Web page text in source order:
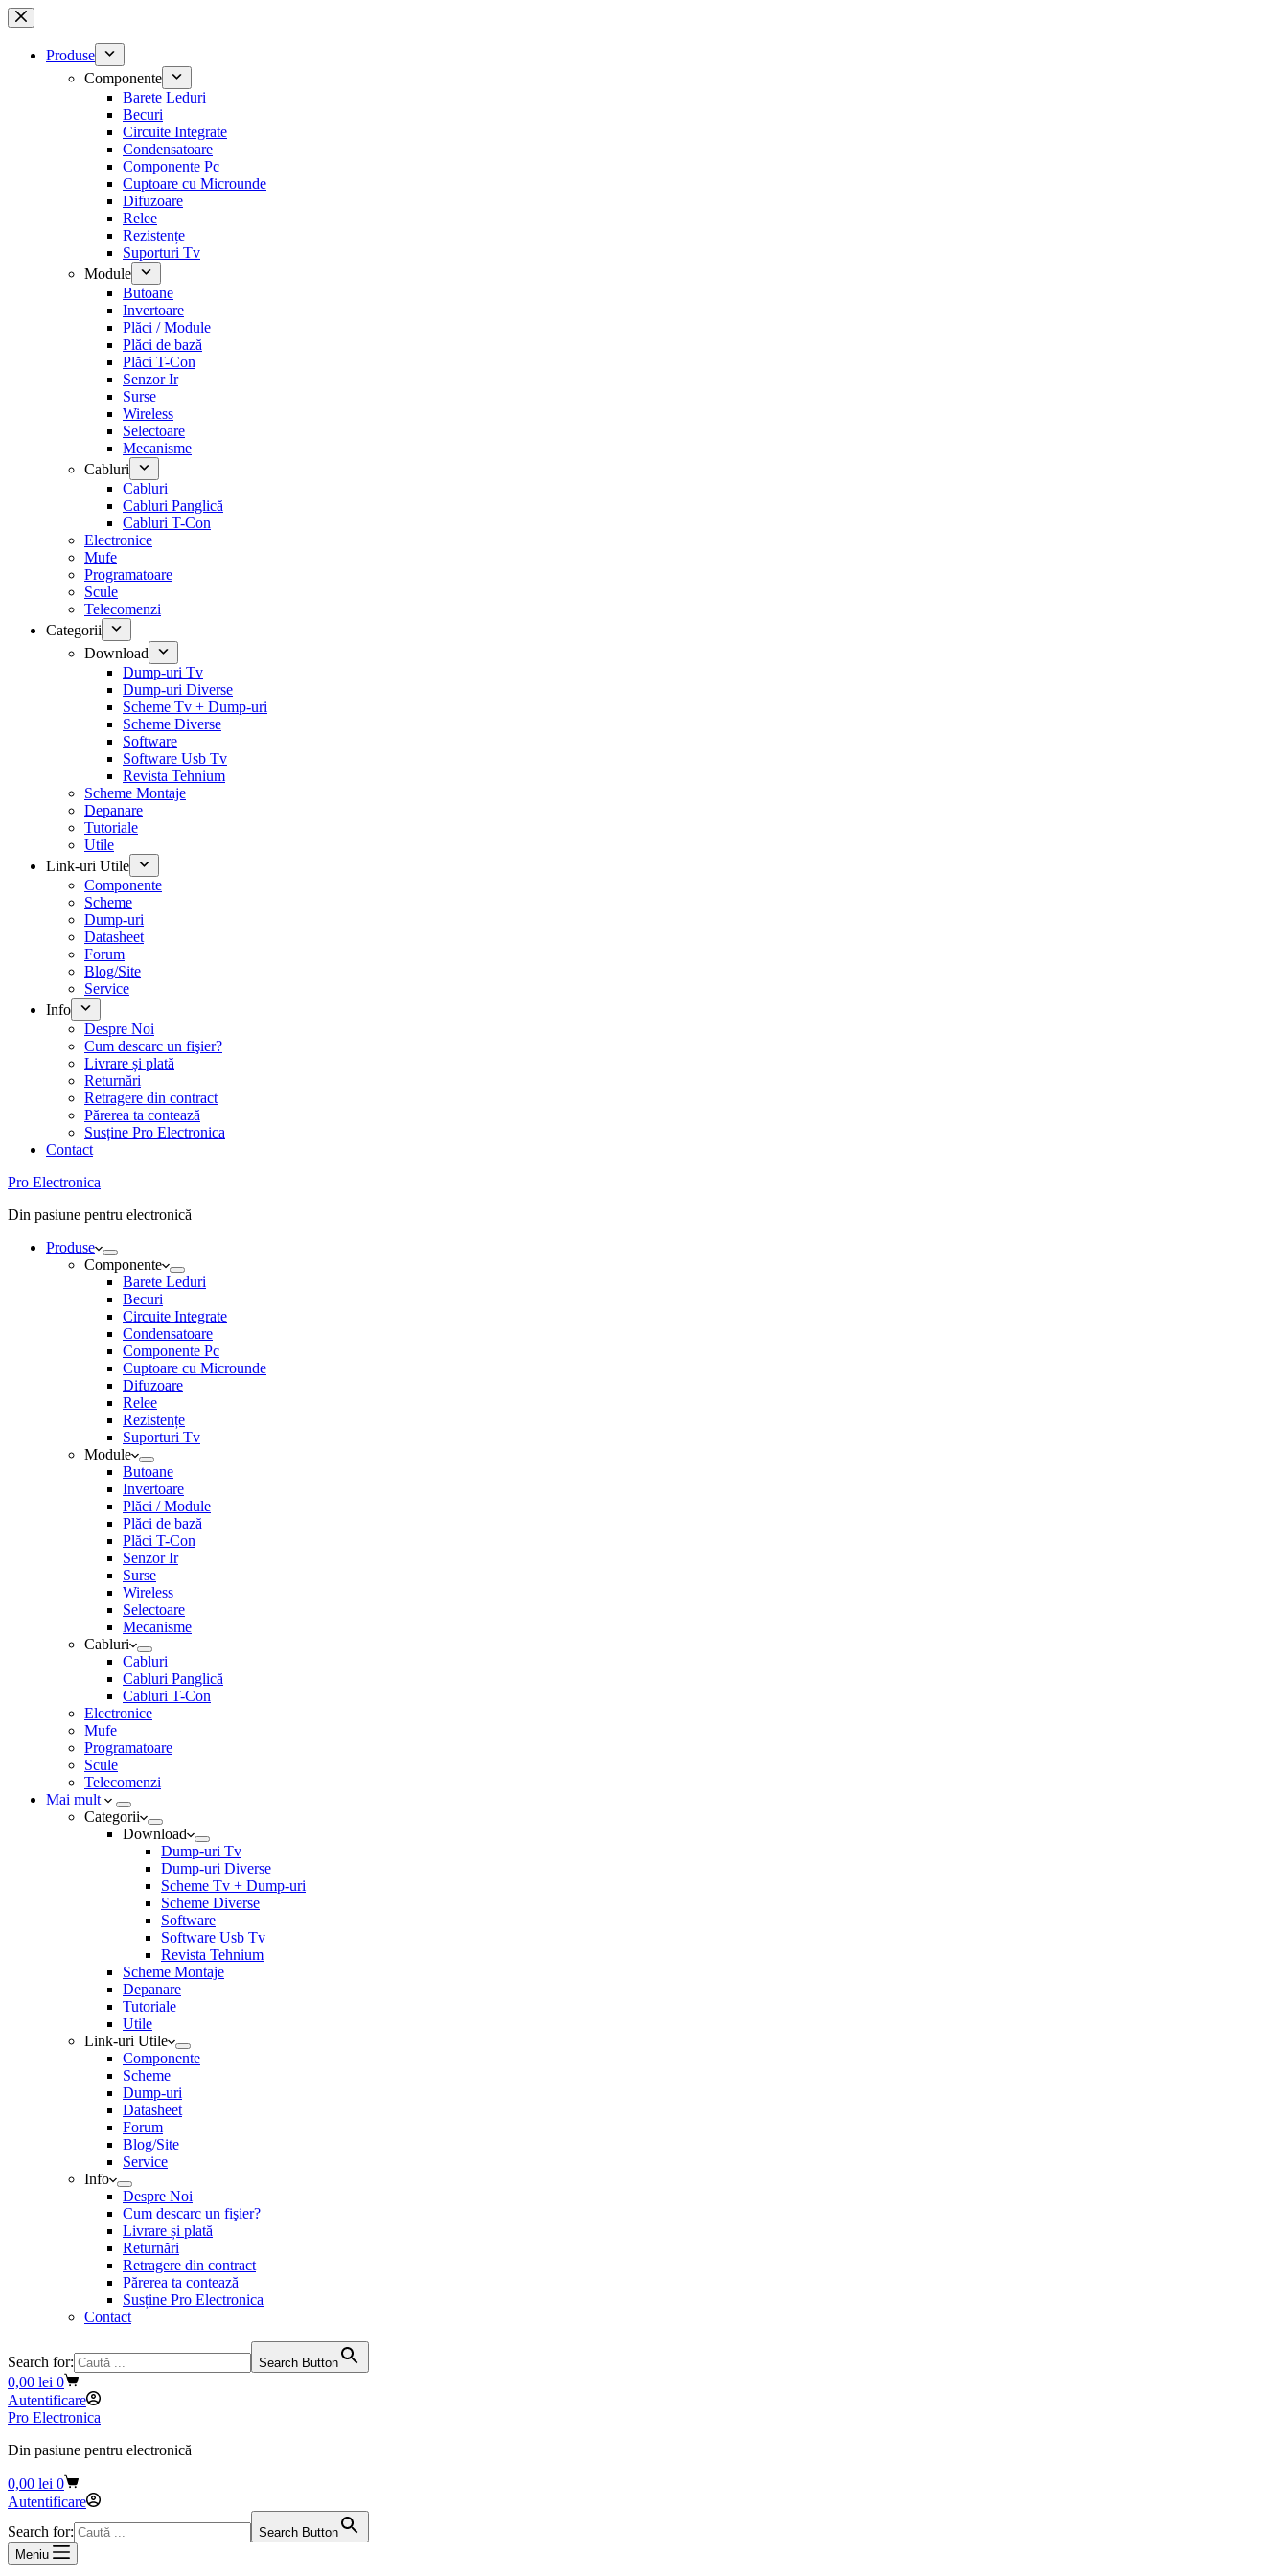
Sari
la
conținutProduse
Componente
Barete Leduri
Becuri
Circuite Integrate
Condensatoare
Componente Pc
Cuptoare cu Microunde
Difuzoare
Relee
Rezistențe
Suporturi Tv
Module
Butoane
Invertoare
Plăci / Module
Plăci de bază
Plăci T-Con
Senzor Ir
Surse
Wireless
Selectoare
Mecanisme
Cabluri
Cabluri
Cabluri Panglică
Cabluri T-Con
Electronice
Mufe
Programatoare
Scule
Telecomenzi
Categorii
Download
Dump-uri Tv
Dump-uri Diverse
Scheme Tv + Dump-uri
Scheme Diverse
Software
Software Usb Tv
Revista Tehnium
Scheme Montaje
Depanare
Tutoriale
Utile
Link-uri Utile
Componente
Scheme
Dump-uri
Datasheet
Forum
Blog/Site
Service
Info
Despre Noi
Cum descarc un fişier?
Livrare și plată
Returnări
Retragere din contract
Părerea ta contează
Susține Pro Electronica
Contact
Pro Electronica
Din pasiune pentru electronică
Produse
Componente
Barete Leduri
Becuri
Circuite Integrate
Condensatoare
Componente Pc
Cuptoare cu Microunde
Difuzoare
Relee
Rezistențe
Suporturi Tv
Module
Butoane
Invertoare
Plăci / Module
Plăci de bază
Plăci T-Con
Senzor Ir
Surse
Wireless
Selectoare
Mecanisme
Cabluri
Cabluri
Cabluri Panglică
Cabluri T-Con
Electronice
Mufe
Programatoare
Scule
Telecomenzi
Mai mult
Categorii
Download
Dump-uri Tv
Dump-uri Diverse
Scheme Tv + Dump-uri
Scheme Diverse
Software
Software Usb Tv
Revista Tehnium
Scheme Montaje
Depanare
Tutoriale
Utile
Link-uri Utile
Componente
Scheme
Dump-uri
Datasheet
Forum
Blog/Site
Service
Info
Despre Noi
Cum descarc un fişier?
Livrare și plată
Returnări
Retragere din contract
Părerea ta contează
Susține Pro Electronica
Contact
Search for: Search Button
Coș
de
cumpărături
0,00 lei 0
Autentificare
Pro Electronica
Din pasiune pentru electronică
Coș
de
0,00 lei 0
Autentificare
Search for:
Search Button
Meniu